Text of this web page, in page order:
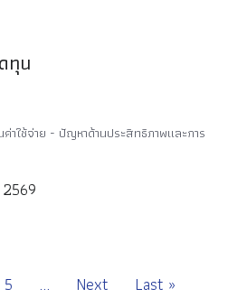
ทุน
าใช้จ่าย - ปัญหาด้านประสิทธิภาพและการ
5 ... Next Last »